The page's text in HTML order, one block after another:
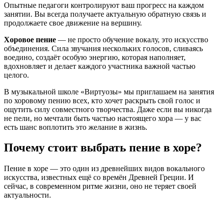
Опытные педагоги контролируют ваш прогресс на каждом
занятии. Вы всегда получаете актуальную обратную связь и
продолжаете свое движение на вершину.
Хоровое пение — не просто обучение вокалу, это искусство
объединения. Сила звучания нескольких голосов, сливаясь
воедино, создаёт особую энергию, которая наполняет,
вдохновляет и делает каждого участника важной частью
целого.
В музыкальной школе «Виртуозы» мы приглашаем на занятия
по хоровому пению всех, кто хочет раскрыть свой голос и
ощутить силу совместного творчества. Даже если вы никогда
не пели, но мечтали быть частью настоящего хора — у вас
есть шанс воплотить это желание в жизнь.
Почему стоит выбрать пение в хоре?
Пение в хоре — это один из древнейших видов вокального
искусства, известных ещё со времён Древней Греции. И
сейчас, в современном ритме жизни, оно не теряет своей
актуальности.